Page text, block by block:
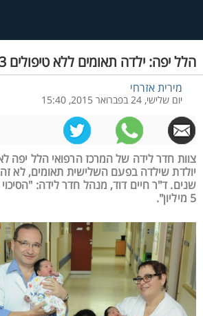
הלל יפה: ילדה תאומים ללא טיפולים 3 פעמים ברציפות
מירית אזרחי
יום שלישי, 24 בפברואר 2015, 15:40
צוות חדר לידה של המרכז הרפואי הלל יפה
שנים. ד"ר חיים דוד, מנהל חדר לידה:
5 מיליון".